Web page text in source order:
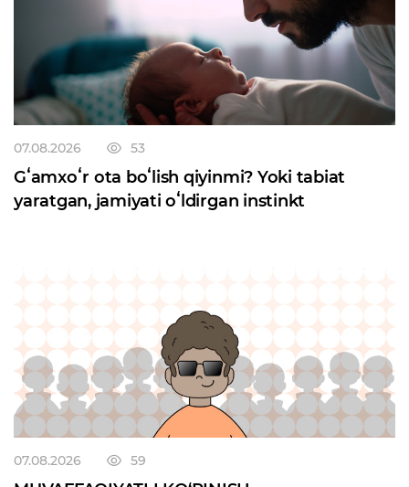
07.08.2026 53
Gʻamxoʻr ota boʻlish qiyinmi? Yoki tabiat
yaratgan, jamiyati oʻldirgan instinkt
07.08.2026 59